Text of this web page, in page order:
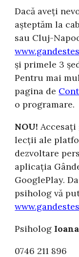
Dacă aveți
așteptăm la
sau Cluj-
și primele 3
Pentru mai
pagina de
o programare.
NOU!
lecții ale
dezvoltare
aplicația
GooglePlay.
psiholog vă
Psiholog
0746 211 896